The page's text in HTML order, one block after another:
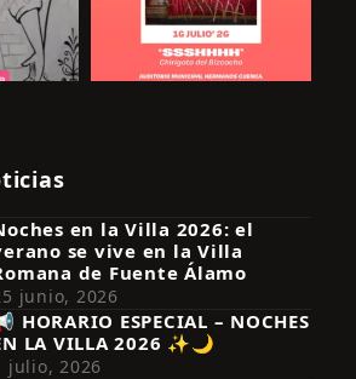
Síguenos en Instagram
en la Villa 2026: el
se vive en la Villa
de Fuente Álamo
junio, 2026
HORARIO ESPECIAL – NOCHES
LA VILLA 2026 ✨🌙
julio, 2026